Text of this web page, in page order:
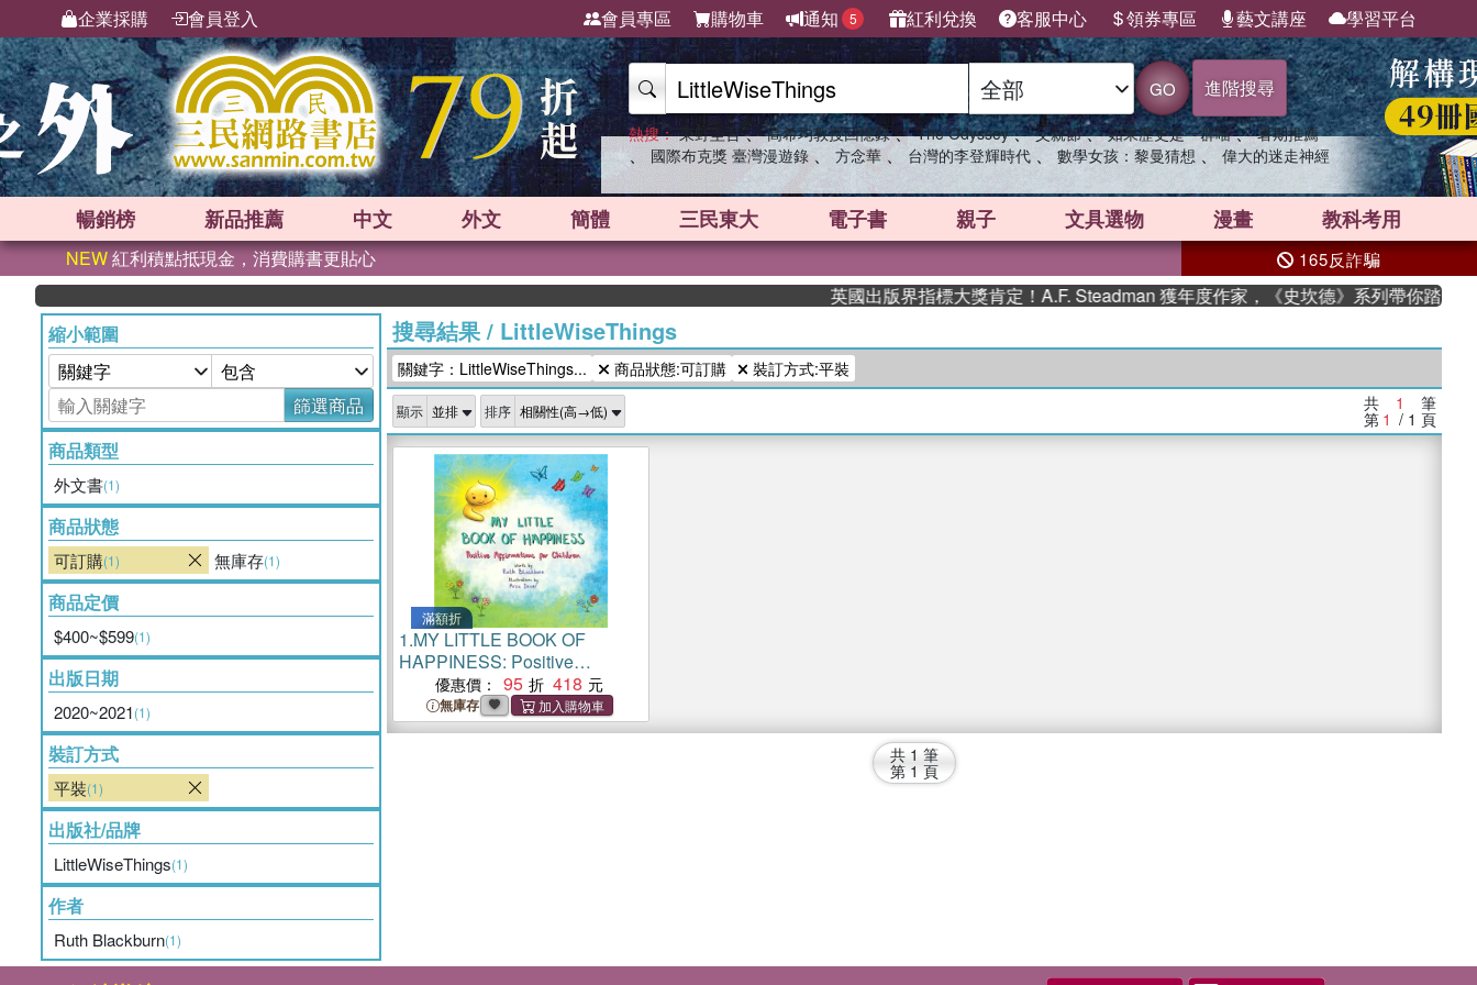
企業採購 會員登入 會員專區 購物車 通知 5 紅利兌換 客服中心 領券專區 藝文講座 學習平台
GO 進階搜尋
熱搜： 東野圭吾 、 高希均教授回憶錄 、 The Odyssey 、 父親節 、 如果歷史是一群喵 、 暑期推薦
、 國際布克獎 臺灣漫遊錄 、 方念華 、 台灣的李登輝時代 、 數學女孩：黎曼猜想 、 偉大的迷走神經
暢銷榜 新品推薦 中文 外文 簡體 三民東大 電子書 親子 文具選物 漫畫 教科考用
NEW紅利積點抵現金，消費購書更貼心 165反詐騙
英國出版界指標大獎肯定！A.F. Steadman 獲年度作家，《史坎德》系列帶你踏上熱血
縮小範圍
篩選商品
商品類型
外文書(1)
商品狀態
可訂購(1) 無庫存(1)
商品定價
$400~$599(1)
出版日期
2020~2021(1)
裝訂方式
平裝(1)
出版社/品牌
LittleWiseThings(1)
作者
Ruth Blackburn(1)
搜尋結果/ LittleWiseThings
關鍵字：LittleWiseThings... 商品狀態:可訂購 裝訂方式:平裝
顯示 排序 共 1 筆
第 1 / 1 頁
滿額折
1.MY LITTLE BOOK OF
HAPPINESS: Positive
Affirmations for Children
優惠價： 95 418
無庫存
共 1 筆
第 1 頁